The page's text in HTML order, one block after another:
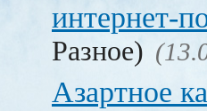
интернет-
Разное)
Азартное